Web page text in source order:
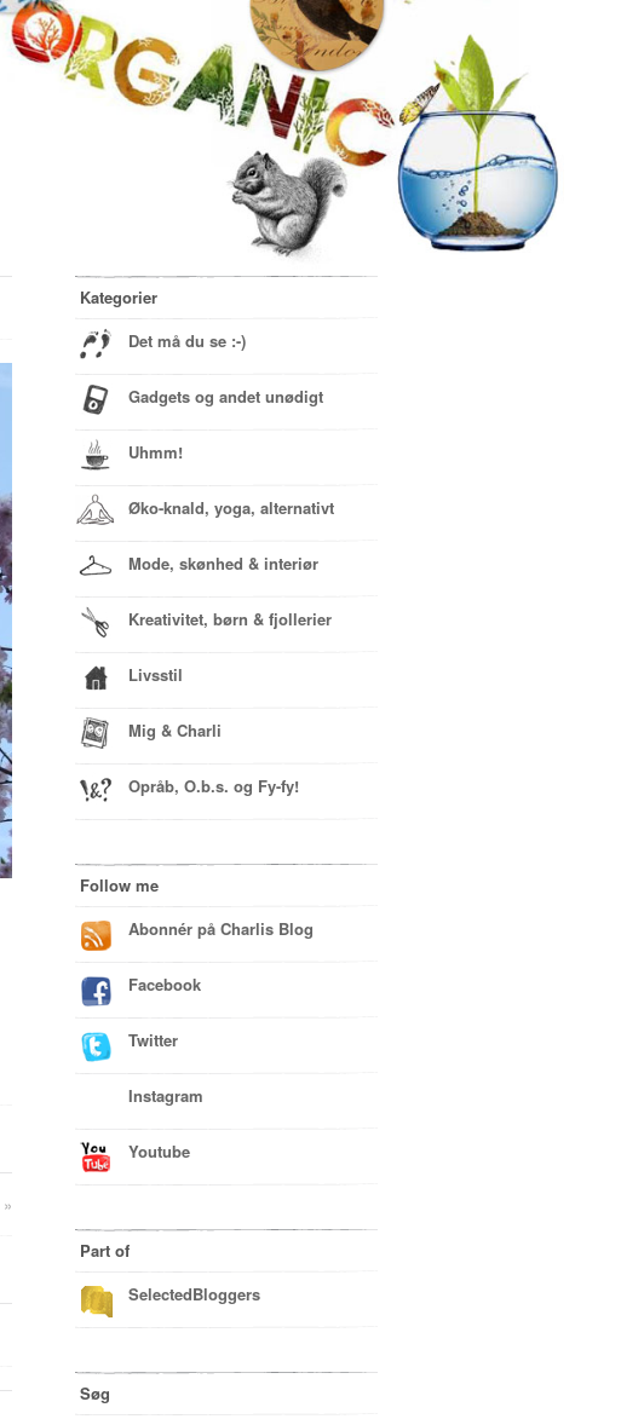
»
Kategorier
Det må du se :-)
Gadgets og andet unødigt
Uhmm!
Øko-knald, yoga, alternativt
Mode, skønhed & interiør
Kreativitet, børn & fjollerier
Livsstil
Mig & Charli
Opråb, O.b.s. og Fy-fy!
Follow me
Abonnér på Charlis Blog
Facebook
Twitter
Instagram
Youtube
Part of
SelectedBloggers
Søg